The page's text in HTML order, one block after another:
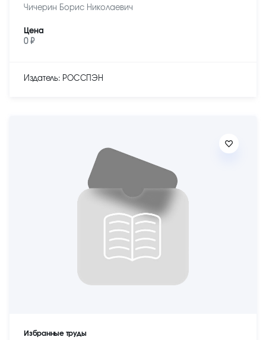
Чичерин Борис Николаевич
Цена
0 ₽
Издатель: РОССПЭН
Избранные труды